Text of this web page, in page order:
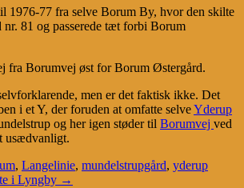
1976-77 fra selve Borum By, hvor den skilte
nr. 81 og passerede tæt forbi Borum
fra Borumvej øst for Borum Østergård.
men er det faktisk ikke. Det
i et Y, der foruden at omfatte selveYderup
og her igen støder til Borumvej ved
usædvanligt.
, Langelinie, mundelstrupgård, yderup
i Lyngby →